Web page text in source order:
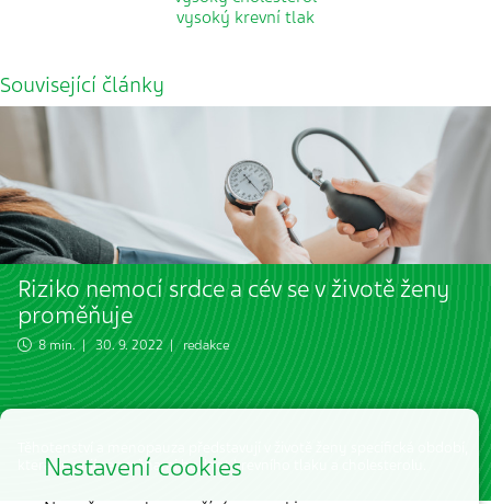
vysoký krevní tlak
Související články
Riziko nemocí srdce a cév se v životě ženy
proměňuje
8 min. | 30. 9. 2022 | redakce
která se pojí se změnami hodnot krevního tlaku a cholesterolu.
Nastavení cookies